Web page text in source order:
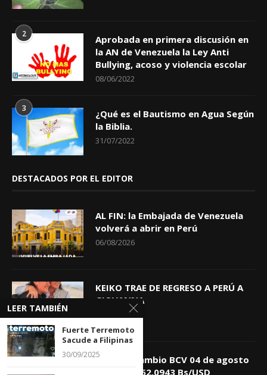
2
Aprobada en primera discusión en
la AN de Venezuela la Ley Anti
Bullying, acoso y violencia escolar
08/06/2022
3
¿Qué es el Bautismo en Agua Según
la Biblia.
31/07/2022
DESTACADOS POR EL EDITOR
AL FIN: la Embajada de Venezuela
volverá a abrir en Perú
06/08/2026
KEIKO TRAE DE REGRESO A PERÚ A
GIOVANNA
04/08/2026
Tasa de Cambio BCV 04 de agosto
de 2026: 752,0943 Bs/USD
LEER TAMBIÉN
Fuerte Terremoto
Sacude a Filipinas
30/09/2025